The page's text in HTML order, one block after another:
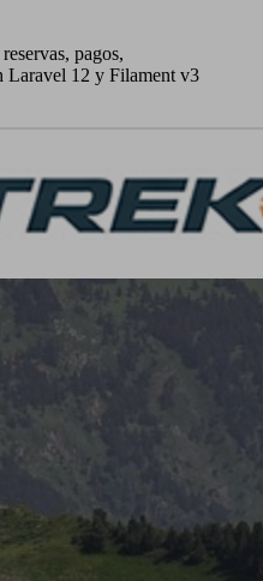
pagos,
Laravel 12 y Filament v3